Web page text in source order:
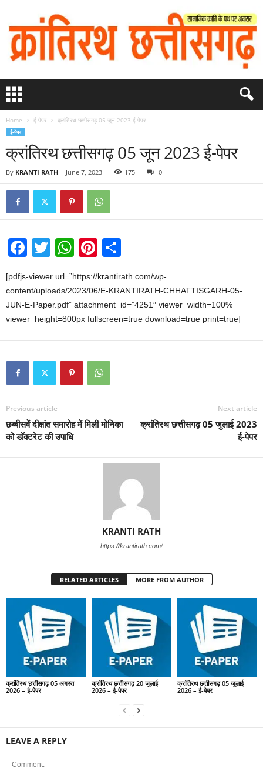
Home ई-पेपर क्रांतिरथ छत्तीसगढ़ 05 जून 2023 ई-पेपर
ई-पेपर
क्रांतिरथ छत्तीसगढ़ 05 जून 2023 ई-पेपर
By KRANTI RATH - June 7, 2023 175 0
F
c
e
b
o
o
k
T
tt
er
W
at
s
A
p
p
Pi
er
e
st
ar
e
[pdfjs-viewer url=”https://krantirath.com/wp-
content/uploads/2023/06/E-KRANTIRATH-CHHATTISGARH-05-
JUN-E-Paper.pdf” attachment_id=”4251″ viewer_width=100%
viewer_height=800px fullscreen=true download=true print=true]
Previous article
छब्बीसवें दीक्षांत समारोह में मिली मोनिका
को डॉक्टरेट की उपाधि
Next article
क्रांतिरथ छत्तीसगढ़ 05 जुलाई 2023
ई-पेपर
KRANTI RATH
https://krantirath.com/
RELATED ARTICLES MORE FROM AUTHOR
क्रांतिरथ छत्तीसगढ़ 05 अगस्त
2026 – ई-पेपर
क्रांतिरथ छत्तीसगढ़ 20 जुलाई
2026 – ई-पेपर
क्रांतिरथ छत्तीसगढ़ 05 जुलाई
2026 – ई-पेपर
LEAVE A REPLY